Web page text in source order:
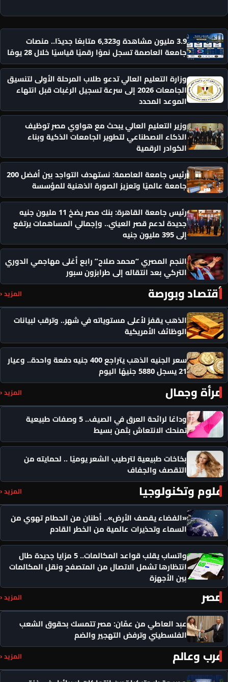
3.9 مليون مشاهدة و6,323 متابعًا جديدًا.. منصات
جامعة العاصمة تسجل نموًا رقميًا قياسيًا خلال 28 يومًا
وزارة التعليم العالي تدعو طلاب المرحلة الأولى لتنسيق
الجامعات 2026 إلى سرعة تسجيل الرغبات قبل انتهاء
الموعد المحدد
وزير التعليم العالي يبحث مع هواوي مصر توظيف
الذكاء الاصطناعي لتطوير الجامعات الذكية وبناء
الكوادر الرقمية
رئيس جامعة العاصمة: نستهدف التواجد بين أفضل 200
جامعة عالميًا وتعزيز الصورة الذهنية للمؤسسة
رئيس جامعة القاهرة: بنك مصر يضخ 11 مليون جنيه
جديدة لدعم قصر العيني.. وإجمالي المساهمات يرتفع
إلى 395 مليون جنيه
النجم المصري “محمد صلاح” رابع أغلى مهاجمي الدوري
التركي بعد انتقاله إلى طرابزون سبور
أقتصاد وبورصة المزيد ‹
الذهب يقفز لأعلى مستوياته في شهر.. وترقب لبيانات
الوظائف الأمريكية
سعر الجنيه الذهب يتراجع 400 جنيه دفعة واحدة.. وعيار
21 يسجل 5880 جنيهًا اليوم
مرأة وجمال المزيد ‹
وداعًا لرائحة العرق في الصيف.. 5 وصفات طبيعية
تمنحك الانتعاش بثمن بسيط
بخاخات طبيعية لترطيب الشعر يوميًا .. لحمايته من
التقصف والجفاف
علوم وتكنولوجيا المزيد ‹
«الفضاء يقصف الأرض».. أطنان من الحطام تهوي من
السماء وتحذيرات عالمية من الخطر القادم
واتساب يقلب قواعد المكالمات.. 5 مزايا جديدة طال
انتظارها تشمل الاتصال من المتصفح ونقل المكالمات
بين الأجهزة
مصر المزيد ‹
عبد العاطي من عمّان: مصر تتمسك بحقوق الشعب
الفلسطيني وترفض التهجير والضم
عرب وعالم المزيد ‹